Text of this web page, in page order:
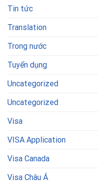
Tin tức
Translation
Trong nước
Tuyển dụng
Uncategorized
Uncategorized
Visa
VISA Application
Visa Canada
Visa Châu Á